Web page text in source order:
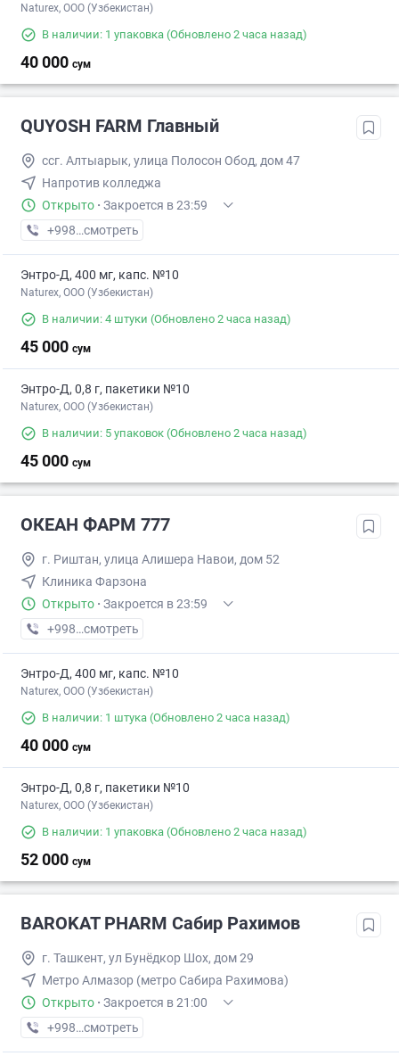
Naturex, OOO (Узбекистан)
В наличии: 1 упаковка (Обновлено 2 часа назад)
40 000 сум
QUYOSH FARM Главный
ссг. Алтыарык, улица Полосон Обод, дом 47
Напротив колледжа
Открыто · Закроется в 23:59
+998 (90) XXX-XX-XX
смотреть
Энтро-Д, 400 мг, капс. №10
Naturex, OOO (Узбекистан)
В наличии: 4 штуки (Обновлено 2 часа назад)
45 000 сум
Энтро-Д, 0,8 г, пакетики №10
Naturex, OOO (Узбекистан)
В наличии: 5 упаковок (Обновлено 2 часа назад)
45 000 сум
ОКЕАН ФАРМ 777
г. Риштан, улица Алишера Навои, дом 52
Клиника Фарзона
Открыто · Закроется в 23:59
+998 (90) XXX-XX-XX
смотреть
Энтро-Д, 400 мг, капс. №10
Naturex, OOO (Узбекистан)
В наличии: 1 штука (Обновлено 2 часа назад)
40 000 сум
Энтро-Д, 0,8 г, пакетики №10
Naturex, OOO (Узбекистан)
В наличии: 1 упаковка (Обновлено 2 часа назад)
52 000 сум
BAROKAT PHARM Сабир Рахимов
г. Ташкент, ул Бунёдкор Шох, дом 29
Метро Алмазор (метро Сабира Рахимова)
Открыто · Закроется в 21:00
+998 (99) XXX-XX-XX
смотреть